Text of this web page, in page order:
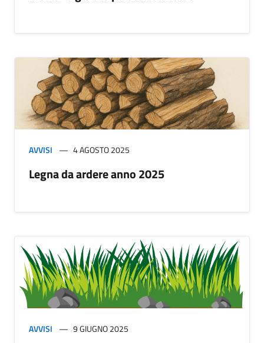
AVVISI 4 AGOSTO 2025
Legna da ardere anno 2025
AVVISI 9 GIUGNO 2025